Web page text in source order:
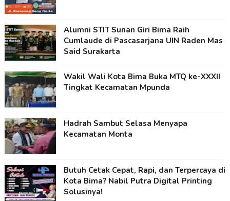
Alumni STIT Sunan Giri Bima Raih
Cumlaude di Pascasarjana UIN Raden Mas
Said Surakarta
Wakil Wali Kota Bima Buka MTQ ke-XXXII
Tingkat Kecamatan Mpunda
Hadrah Sambut Selasa Menyapa
Kecamatan Monta
Butuh Cetak Cepat, Rapi, dan Terpercaya di
Kota Bima? Nabil Putra Digital Printing
Solusinya!